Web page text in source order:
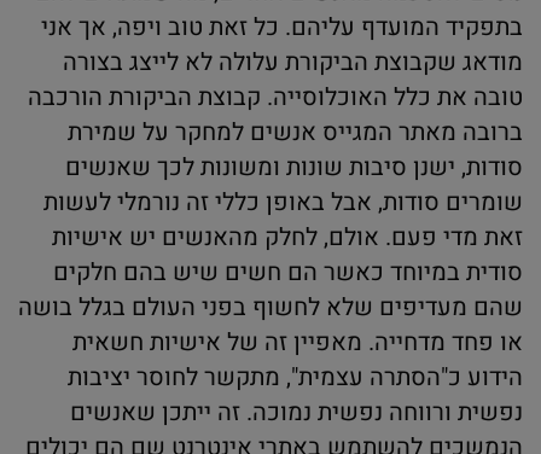
בתפקיד המועדף עליהם. כל זאת טוב ויפה, אך אני
מודאג שקבוצת הביקורת עלולה לא לייצג בצורה
טובה את כלל האוכלוסייה. קבוצת הביקורת הורכבה
ברובה מאתר המגייס אנשים למחקר על שמירת
סודות, ישנן סיבות שונות ומשונות לכך שאנשים
שומרים סודות, אבל באופן כללי זה נורמלי לעשות
זאת מדי פעם. אולם, לחלק מהאנשים יש אישיות
סודית במיוחד כאשר הם חשים שיש בהם חלקים
שהם מעדיפים שלא לחשוף בפני העולם בגלל בושה
או פחד מדחייה. מאפיין זה של אישיות חשאית
הידוע כ"הסתרה עצמית", מתקשר לחוסר יציבות
נפשית ורווחה נפשית נמוכה. זה ייתכן שאנשים